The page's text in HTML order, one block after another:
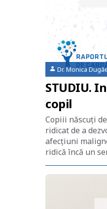
Dr. Monica
STUDIU.
copil
Copiii născuţi
ridicat de a
afecţiuni
ridică încă un